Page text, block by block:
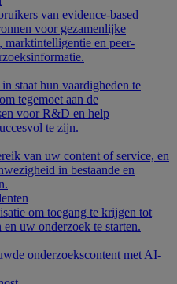
van evidence-based
voor gezamenlijke
marktintelligentie en peer-
staat hun vaardigheden te
tegemoet aan de
voor R&D en help
te zijn.
van uw content of service, en
in bestaande en
om toegang te krijgen tot
en uw onderzoek te starten.
onderzoekscontent met AI-